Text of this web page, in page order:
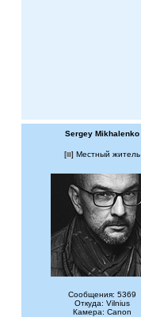
Sergey Mikhalenko
[ ] Местный житель
Сообщения: 5369
Откуда: Vilnius
Камера: Canon